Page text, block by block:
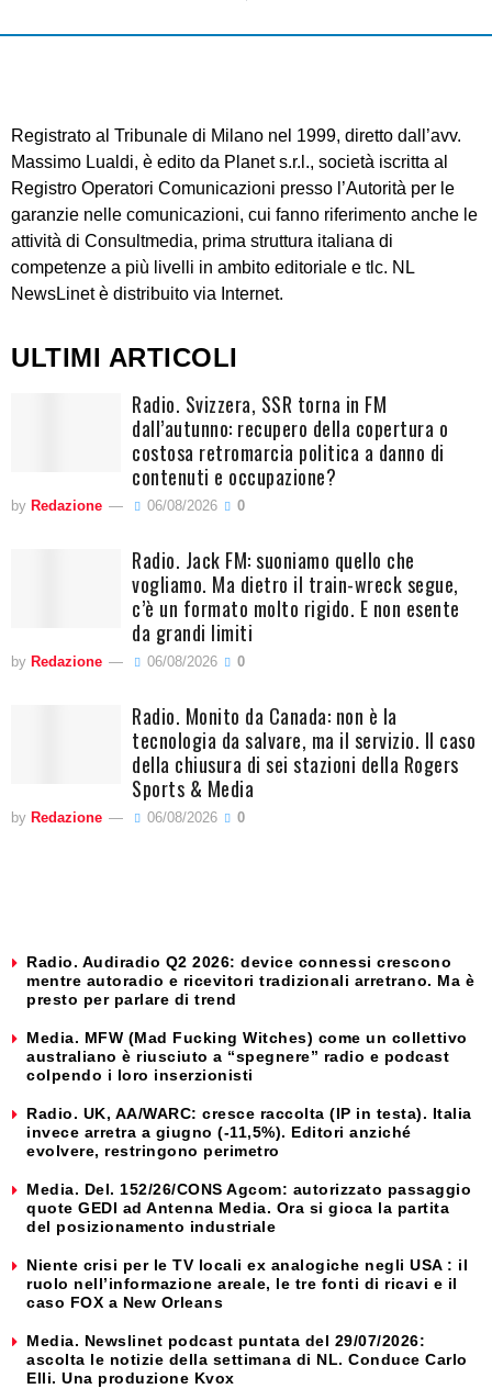
Registrato al Tribunale di Milano nel 1999, diretto dall’avv.
Massimo Lualdi, è edito da Planet s.r.l., società iscritta al
Registro Operatori Comunicazioni presso l’Autorità per le
garanzie nelle comunicazioni, cui fanno riferimento anche le
attività di Consultmedia, prima struttura italiana di
competenze a più livelli in ambito editoriale e tlc. NL
NewsLinet è distribuito via Internet.
ULTIMI ARTICOLI
Radio. Svizzera, SSR torna in FM
dall’autunno: recupero della copertura o
costosa retromarcia politica a danno di
contenuti e occupazione?
by Redazione 06/08/2026 0
Radio. Jack FM: suoniamo quello che
vogliamo. Ma dietro il train-wreck segue,
c’è un formato molto rigido. E non esente
da grandi limiti
by Redazione 06/08/2026 0
Radio. Monito da Canada: non è la
tecnologia da salvare, ma il servizio. Il caso
della chiusura di sei stazioni della Rogers
Sports & Media
by Redazione 06/08/2026 0
Radio. Audiradio Q2 2026: device connessi crescono
mentre autoradio e ricevitori tradizionali arretrano. Ma è
presto per parlare di trend
Media. MFW (Mad Fucking Witches) come un collettivo
australiano è riusciuto a “spegnere” radio e podcast
colpendo i loro inserzionisti
Radio. UK, AA/WARC: cresce raccolta (IP in testa). Italia
invece arretra a giugno (-11,5%). Editori anziché
evolvere, restringono perimetro
Media. Del. 152/26/CONS Agcom: autorizzato passaggio
quote GEDI ad Antenna Media. Ora si gioca la partita
del posizionamento industriale
Niente crisi per le TV locali ex analogiche negli USA : il
ruolo nell’informazione areale, le tre fonti di ricavi e il
caso FOX a New Orleans
Media. Newslinet podcast puntata del 29/07/2026:
ascolta le notizie della settimana di NL. Conduce Carlo
Elli. Una produzione Kvox